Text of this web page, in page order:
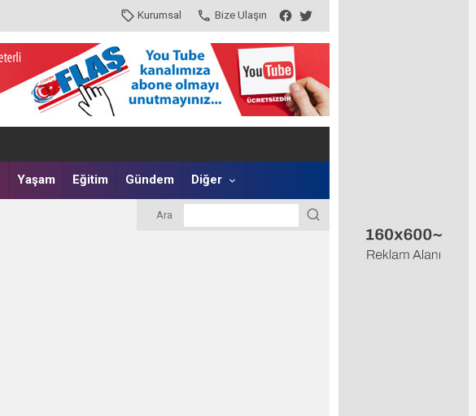
Kurumsal Bize Ulaşın
Yaşam Eğitim Gündem Diğer
Ara